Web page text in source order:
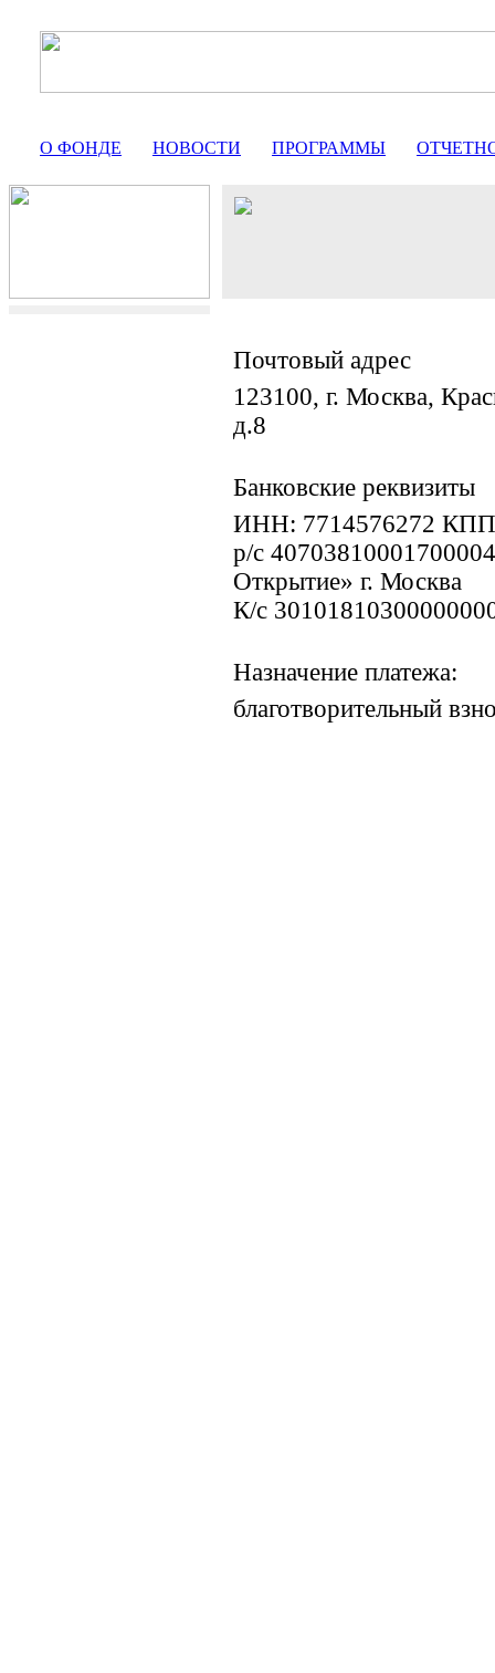
О ФОНДЕ НОВОСТИ ПРОГРАММЫ
Почтовый адрес
123100, г. Москва,
д.8
Банковские реквизиты
ИНН: 7714576272
р/с
Открытие» г. Москва
К/с
Назначение платежа:
благотворительный